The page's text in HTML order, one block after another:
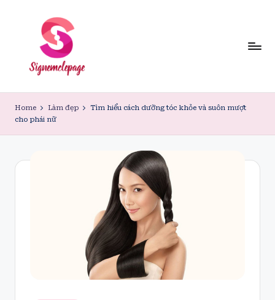
Home Làm đẹp
Tìm hiểu cách dưỡng tóc khỏe và suôn mượt
cho phái nữ